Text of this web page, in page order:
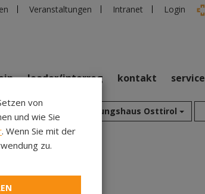
Veranstaltungen Intranet Login
Veranstaltungen Personen
leader/interreg kontakt service
Bildungshaus Osttirol
von
und wie Sie
. Wenn Sie mit der
zu.